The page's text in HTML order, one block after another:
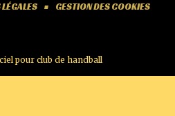
GESTION DES COOKIES
pour club de handball